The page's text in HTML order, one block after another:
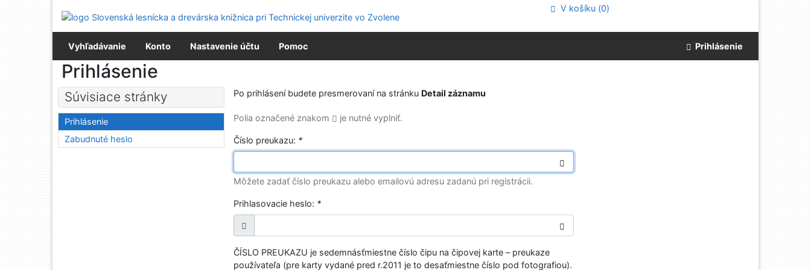
Prejsť na menu
Prehlásenie o webovej prístupnosti
V košíku (0)
Vyhľadávanie Konto Nastavenie účtu Pomoc Prihlásenie
Prihlásenie
Po prihlásení budete presmerovaní na stránku Detail záznamu
Polia označené znakom je nutné vyplniť.
Číslo preukazu: *
Môžete zadať číslo preukazu alebo emailovú adresu zadanú pri registrácii.
Prihlasovacie heslo: *
ČÍSLO PREUKAZU je sedemnásťmiestne číslo čipu na čipovej karte – preukaze
používateľa (pre karty vydané pred r.2011 je to desaťmiestne číslo pod fotografiou).
Súvisiace stránky
Prihlásenie
Zabudnuté heslo